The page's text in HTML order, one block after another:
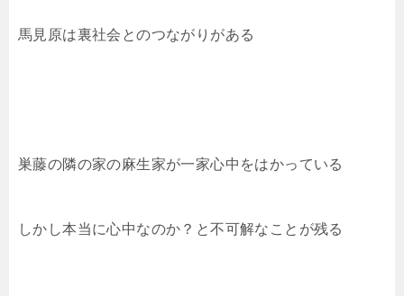
馬見原は裏社会とのつながりがある
巣藤の隣の家の麻生家が一家心中をはかっている
しかし本当に心中なのか？と不可解なことが残る